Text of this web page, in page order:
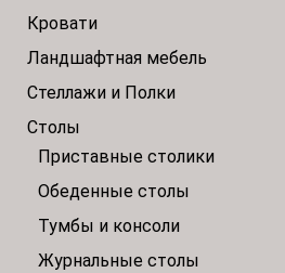
Кровати
Ландшафтная мебель
Стеллажи и Полки
Столы
Приставные столики
Обеденные столы
Тумбы и консоли
Журнальные столы